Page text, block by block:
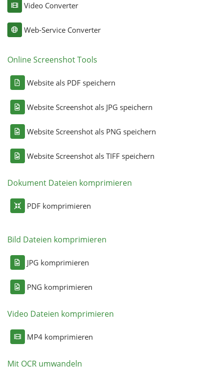
Video Converter
Web-Service Converter
Online Screenshot Tools
Website als PDF speichern
Website Screenshot als JPG speichern
Website Screenshot als PNG speichern
Website Screenshot als TIFF speichern
Dokument Dateien komprimieren
PDF komprimieren
Bild Dateien komprimieren
JPG komprimieren
PNG komprimieren
Video Dateien komprimieren
MP4 komprimieren
Mit OCR umwandeln